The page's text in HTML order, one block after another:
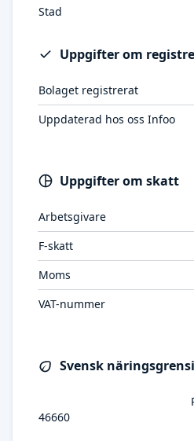
Stad
Uppgifter om
Bolaget registrerat
Uppdaterad hos oss Infoo
Uppgifter om skatt
Arbetsgivare
F-skatt
Moms
VAT-nummer
Svensk
46660